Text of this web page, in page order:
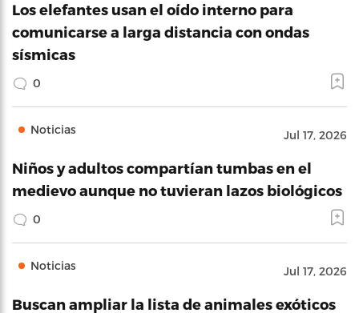
Los elefantes usan el oído interno para
comunicarse a larga distancia con ondas
sísmicas
0
Noticias Jul 17, 2026
Niños y adultos compartían tumbas en el
medievo aunque no tuvieran lazos biológicos
0
Noticias Jul 17, 2026
Buscan ampliar la lista de animales exóticos